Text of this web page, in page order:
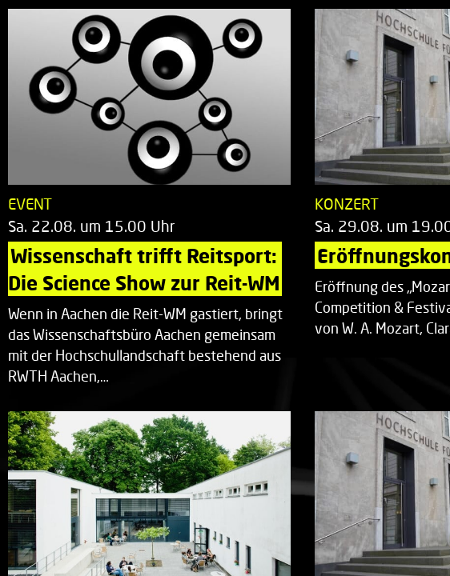
EVENT
Sa. 22.08. um 15.00 Uhr
Wissenschaft trifft Reitsport:
Die Science Show zur Reit-WM
Wenn in Aachen die Reit-WM gastiert, bringt
das Wissenschaftsbüro Aachen gemeinsam
mit der Hochschullandschaft bestehend aus
RWTH Aachen,…
KONZERT
Sa. 29.08. um
Eröffnung des
Competition &
von W. A. Mozart,